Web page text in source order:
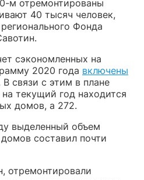
м отремонтированы
40 тысяч человек,
Фонда
сэкономленных на
2020 года включены
связи с этим в плане
текущий год находится
домов, а 272.
выделенный объем
составил почти
отремонтировали